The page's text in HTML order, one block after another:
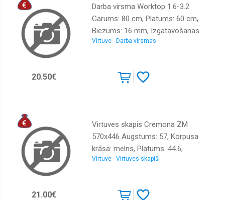
Darba virsma Worktop 1.6-3.2
Garums: 80 cm, Platums: 60 cm,
Biezums: 16 mm, Izgatavošanas
materiāls: LKSP + PVH, Krāsa:
Virtuve - Darba virsmas
20.50€
Virtuves skapis Cremona ZM
570x446 Augstums: 57, Korpusa
krāsa: melns, Platums: 44.6,
Elementu krāsa: ozols cremona,
Virtuve - Virtuves skapiši
21.00€